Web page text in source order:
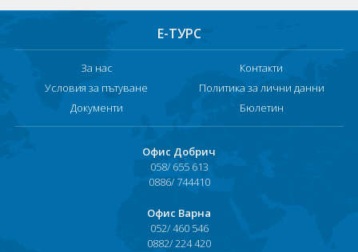
Е-ТУРС
За нас
Контакти
Условия за пътуване
Политика за лични данни
Документи
Бюлетин
Офис Добрич
058/ 655 613
0886/ 744410
Офис Варна
052/ 460 546
0882/ 224 420